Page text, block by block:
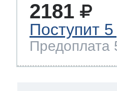
2181
Поступит
Предоплата